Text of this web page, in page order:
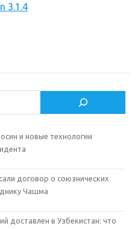
3.1.4
и новые технологии
договор о союзнических
Чашма
доставлен в Узбекистан: что